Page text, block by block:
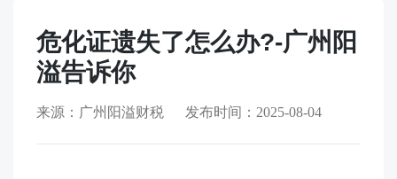
危化证遗失了怎么办?-广州阳
溢告诉你
来源：广州阳溢财税 发布时间：2025-08-04